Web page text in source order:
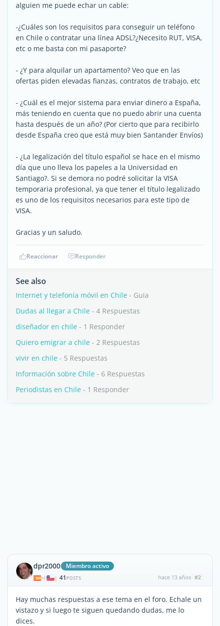
alguien me puede echar un cable:
-¿Cuáles son los requisitos para conseguir un teléfono
en Chile o contratar una línea ADSL?¿Necesito RUT, VISA,
etc o me basta con mi pasaporte?
- ¿Y para alquilar un apartamento? Veo que en las
ofertas piden elevadas fianzas, contratos de trabajo, etc
- ¿Cuál es el mejor sistema para enviar dinero a España,
más teniendo en cuenta que no puedo abrir una cuenta
hasta después de un año? (Por cierto que para recibirlo
desde España creo que está muy bien Santander Envíos)
- ¿La legalización del título español se hace en el mismo
día que uno lleva los papeles a la Universidad en
Santiago?. Si se demora no podré solicitar la VISA
temporaria profesional, ya que tener el título legalizado
es uno de los requisitos necesarios para este tipo de
VISA.
Gracias y un saludo.
Reaccionar Responder
See also
Internet y telefonía móvil en Chile - Guia
Dudas al llegar a Chile - 4 Respuestas
diseñador en chile - 1 Responder
Quiero emigrar a chile - 2 Respuestas
vivir en chile - 5 Respuestas
Información sobre Chile - 6 Respuestas
Periodistas en Chile - 1 Responder
dpr2000 Miembro activo
| 41 POSTS hace 13 años #2
Hay muchas respuestas a ese tema en el foro. Echale un
vistazo y si luego te siguen quedando dudas, me lo
dices.